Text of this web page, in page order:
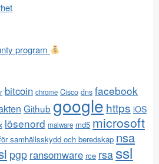
program
bitcoin chrome Cisco dns facebook
Github google https iOS
lösenord malware md5 microsoft
samhällsskydd och beredskap nsa
pgp ransomware rce rsa ssl